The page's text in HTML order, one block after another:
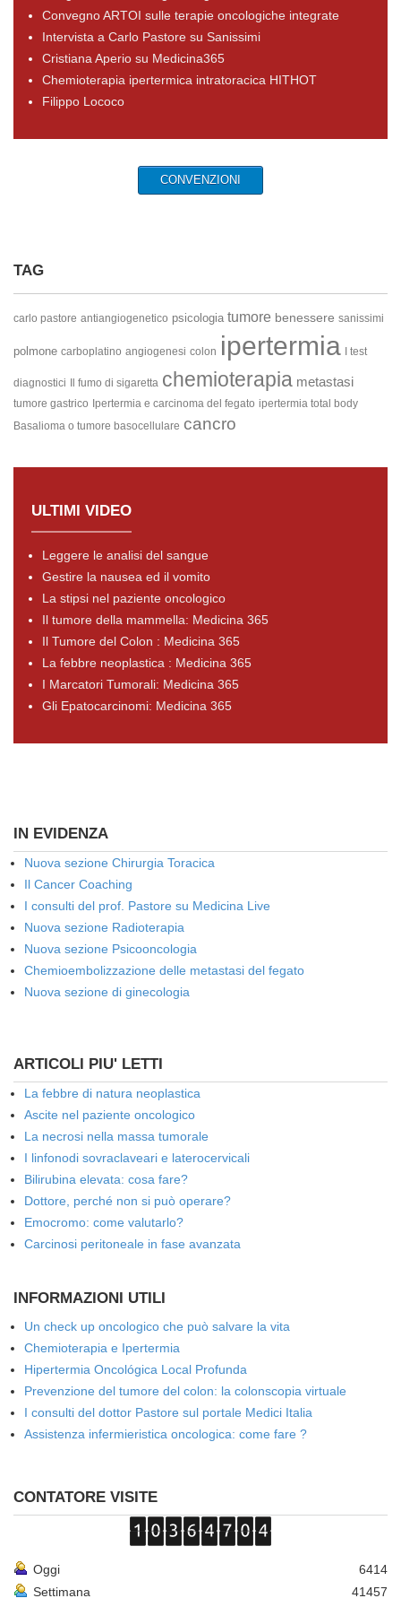
Convegno ARTOI sulle terapie oncologiche integrate
Intervista a Carlo Pastore su Sanissimi
Cristiana Aperio su Medicina365
Chemioterapia ipertermica intratoracica HITHOT
Filippo Lococo
CONVENZIONI
TAG
carlo pastore antiangiogenetico psicologia tumore benessere sanissimi
polmone carboplatino angiogenesi colon ipertermia I test
diagnostici Il fumo di sigaretta chemioterapia metastasi
tumore gastrico Ipertermia e carcinoma del fegato ipertermia total body
Basalioma o tumore basocellulare cancro
ULTIMI VIDEO
Leggere le analisi del sangue
Gestire la nausea ed il vomito
La stipsi nel paziente oncologico
Il tumore della mammella: Medicina 365
Il Tumore del Colon : Medicina 365
La febbre neoplastica : Medicina 365
I Marcatori Tumorali: Medicina 365
Gli Epatocarcinomi: Medicina 365
IN EVIDENZA
Nuova sezione Chirurgia Toracica
Il Cancer Coaching
I consulti del prof. Pastore su Medicina Live
Nuova sezione Radioterapia
Nuova sezione Psicooncologia
Chemioembolizzazione delle metastasi del fegato
Nuova sezione di ginecologia
ARTICOLI PIU' LETTI
La febbre di natura neoplastica
Ascite nel paziente oncologico
La necrosi nella massa tumorale
I linfonodi sovraclaveari e laterocervicali
Bilirubina elevata: cosa fare?
Dottore, perché non si può operare?
Emocromo: come valutarlo?
Carcinosi peritoneale in fase avanzata
INFORMAZIONI UTILI
Un check up oncologico che può salvare la vita
Chemioterapia e Ipertermia
Hipertermia Oncológica Local Profunda
Prevenzione del tumore del colon: la colonscopia virtuale
I consulti del dottor Pastore sul portale Medici Italia
Assistenza infermieristica oncologica: come fare ?
CONTATORE VISITE
Oggi
6414
Settimana
41457